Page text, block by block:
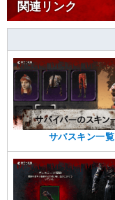
関連リンク
サバスキン一覧